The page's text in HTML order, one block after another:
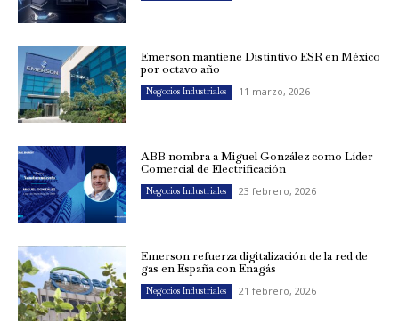
Emerson mantiene Distintivo ESR en México
por octavo año
Negocios Industriales 11 marzo, 2026
ABB nombra a Miguel González como Líder
Comercial de Electrificación
Negocios Industriales 23 febrero, 2026
Emerson refuerza digitalización de la red de
gas en España con Enagás
Negocios Industriales 21 febrero, 2026